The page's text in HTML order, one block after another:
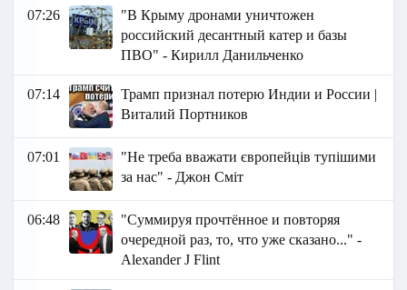
07:26
"В Крыму дронами уничтожен
российский десантный катер и базы
ПВО" - Кирилл Данильченко
07:14
Трамп признал потерю Индии и России |
Виталий Портников
07:01
"Не треба вважати європейців тупішими
за нас" - Джон Сміт
06:48
"Суммируя прочтённое и повторяя
очередной раз, то, что уже сказано..." -
Аlexander J Flint